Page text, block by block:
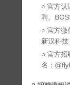
○ 官方认
聘、
○ 官方微
新汉科技
○ 官方招
名：